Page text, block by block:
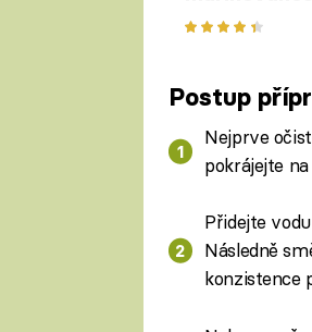
svěžím
Postup
Nejprve
pokrájejte
Přidejte
Následně
konzistence